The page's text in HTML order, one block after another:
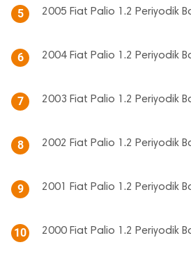
5 2005 Fiat Palio 1.2 Periyodik
6 2004 Fiat Palio 1.2 Periyodik
7 2003 Fiat Palio 1.2 Periyodik
8 2002 Fiat Palio 1.2 Periyodik
9 2001 Fiat Palio 1.2 Periyodik
10 2000 Fiat Palio 1.2 Periyodik